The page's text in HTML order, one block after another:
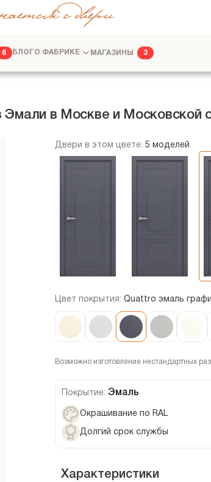
с двери
6 БЛОГО ФАБРИКЕ
МАГАЗИНЫ 3
в Москве и Московской
Двери в этом цвете: 5 моделей
Цвет покрытия: Quattro эмаль
Возможно изготовление нестандартных
Покрытие: Эмаль
Окрашивание по RAL
Долгий срок службы
Характеристики